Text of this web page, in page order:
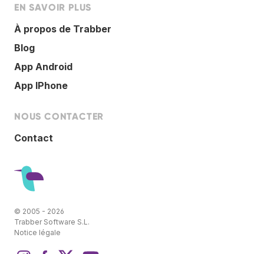
EN SAVOIR PLUS
À propos de Trabber
Blog
App Android
App IPhone
NOUS CONTACTER
Contact
© 2005 - 2026
Trabber Software S.L.
Notice légale